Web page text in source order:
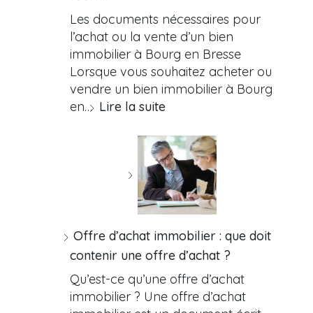
Les documents nécessaires pour
l’achat ou la vente d’un bien
immobilier à Bourg en Bresse
Lorsque vous souhaitez acheter ou
vendre un bien immobilier à Bourg
en… Lire la suite
Offre d’achat immobilier : que doit
contenir une offre d’achat ?
Qu’est-ce qu’une offre d’achat
immobilier ? Une offre d’achat